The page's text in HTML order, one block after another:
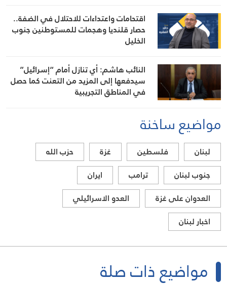
اقتحامات واعتداءات للاحتلال في الضفة..
حصار قلنديا وهجمات للمستوطنين جنوب
الخليل
النائب هاشم: أي تنازل أمام “إسرائيل”
سيدفعها إلى المزيد من التعنت كما حصل
في المناطق التجريبية
مواضيع ساخنة
لبنان فلسطين غزة
حزب الله
جنوب لبنان
ترامب
ايران
العدوان على غزة
العدو الاسرائيلي
اخبار لبنان
مواضيع ذات صلة